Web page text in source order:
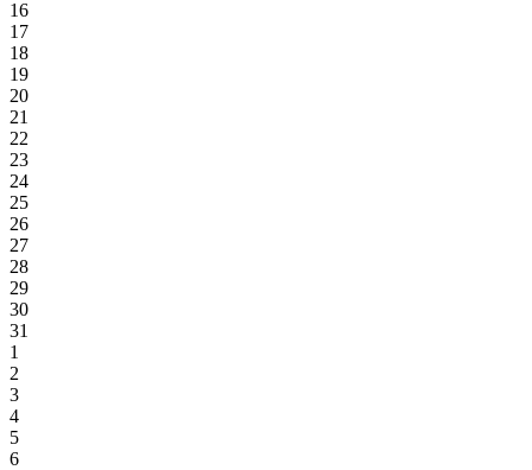
16
17
18
19
20
21
22
23
24
25
26
27
28
29
30
31
1
2
3
4
5
6